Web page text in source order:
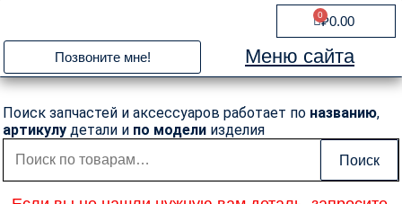
содержимому
₽0.00
0
Cart
Позвоните мне! Меню сайта
Поиск запчастей и аксессуаров работает по названию,
артикулу детали и по модели изделия
Искать:
Поиск